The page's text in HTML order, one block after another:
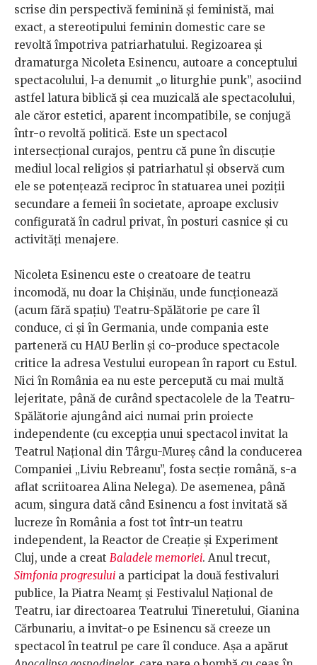
scrise din perspectivă feminină și feministă, mai
exact, a stereotipului feminin domestic care se
revoltă împotriva patriarhatului. Regizoarea și
dramaturga Nicoleta Esinencu, autoare a conceptului
spectacolului, l-a denumit „o liturghie punk”, asociind
astfel latura biblică și cea muzicală ale spectacolului,
ale căror estetici, aparent incompatibile, se conjugă
într-o revoltă politică. Este un spectacol
intersecțional curajos, pentru că pune în discuție
mediul local religios și patriarhatul și observă cum
ele se potențează reciproc în statuarea unei poziții
secundare a femeii în societate, aproape exclusiv
configurată în cadrul privat, în posturi casnice și cu
activități menajere.
Nicoleta Esinencu este o creatoare de teatru
incomodă, nu doar la Chișinău, unde funcționează
(acum fără spațiu) Teatru-Spălătorie pe care îl
conduce, ci și în Germania, unde compania este
parteneră cu HAU Berlin și co-produce spectacole
critice la adresa Vestului european în raport cu Estul.
Nici în România ea nu este percepută cu mai multă
lejeritate, până de curând spectacolele de la Teatru-
Spălătorie ajungând aici numai prin proiecte
independente (cu excepția unui spectacol invitat la
Teatrul Național din Târgu-Mureș când la conducerea
Companiei „Liviu Rebreanu”, fosta secție română, s-a
aflat scriitoarea Alina Nelega). De asemenea, până
acum, singura dată când Esinencu a fost invitată să
lucreze în România a fost tot într-un teatru
independent, la Reactor de Creație și Experiment
Cluj, unde a creat Baladele memoriei. Anul trecut,
Simfonia progresului a participat la două festivaluri
publice, la Piatra Neamț și Festivalul Național de
Teatru, iar directoarea Teatrului Tineretului, Gianina
Cărbunariu, a invitat-o pe Esinencu să creeze un
spectacol în teatrul pe care îl conduce. Așa a apărut